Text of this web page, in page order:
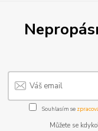
Souhlasím se
Můžete se